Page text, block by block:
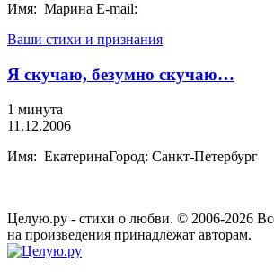
Имя: Марина E-mail:
Ваши стихи и признания
Я скучаю, безумно скучаю…
1 минута
11.12.2006
Имя: ЕкатеринаГород: Санкт-Петербург
Целую.ру - стихи о любви. © 2006-2026
на произведения принадлежат авторам.